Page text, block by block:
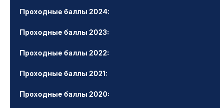
Проходные баллы 2024:
Проходные баллы 2023:
Проходные баллы 2022:
Проходные баллы 2021:
Проходные баллы 2020: